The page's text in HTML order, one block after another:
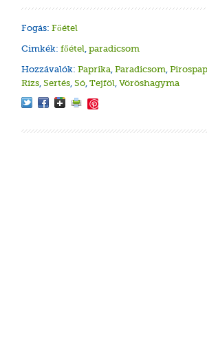
Fogás: Főétel
Cimkék: főétel, paradicsom
Hozzávalók: Paprika, Paradicsom,
Rizs, Sertés, Só, Tejföl, Vöröshagyma